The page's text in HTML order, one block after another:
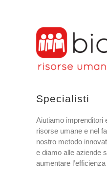
Specialisti
Aiutiamo imprenditori
risorse umane e nel
nostro metodo
e diamo alle aziende
aumentare